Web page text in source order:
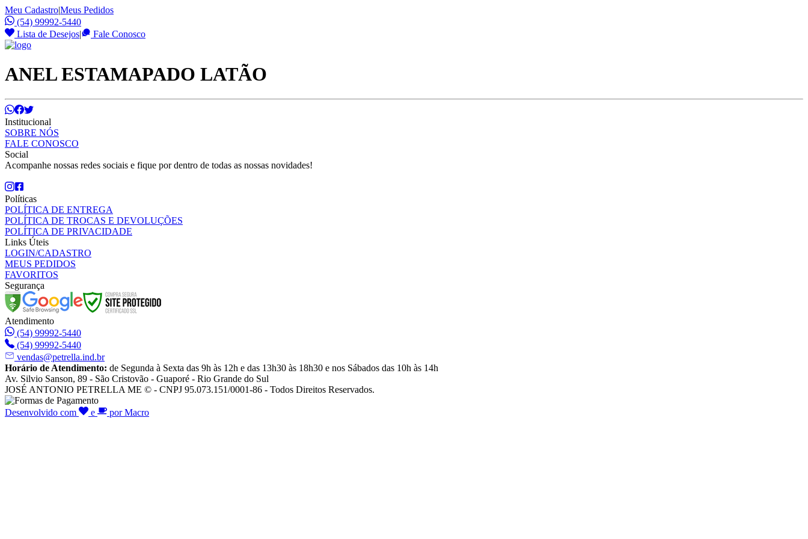
Meu Cadastro|Meus Pedidos
(54) 99992-5440
Lista de Desejos| Fale Conosco
ANEL ESTAMAPADO LATÃO
Institucional
SOBRE NÓS
FALE CONOSCO
Social
Acompanhe nossas redes sociais e fique por dentro de todas as nossas novidades!
Políticas
POLÍTICA DE ENTREGA
POLÍTICA DE TROCAS E DEVOLUÇÕES
POLÍTICA DE PRIVACIDADE
Links Úteis
LOGIN/CADASTRO
MEUS PEDIDOS
FAVORITOS
Segurança
Atendimento
(54) 99992-5440
(54) 99992-5440
vendas@petrella.ind.br
Horário de Atendimento: de Segunda à Sexta das 9h às 12h e das 13h30 às 18h30 e nos Sábados das 10h às 14h
Av. Silvio Sanson, 89 - São Cristovão - Guaporé - Rio Grande do Sul
JOSÉ ANTONIO PETRELLA ME © - CNPJ 95.073.151/0001-86 - Todos Direitos Reservados.
Desenvolvido com e por Macro